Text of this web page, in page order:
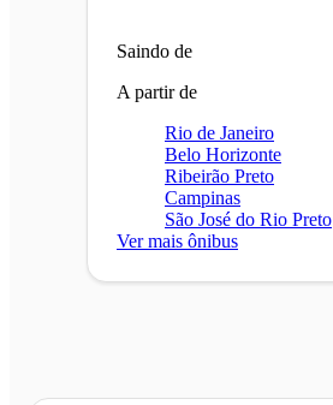
Saindo de
A partir de
Rio de Janeiro
Belo Horizonte
Ribeirão Preto
Campinas
São José do Rio Preto
Ver mais ônibus